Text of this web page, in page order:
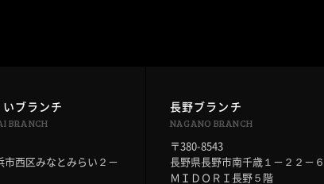
ブランチ
BRANCH
市西区みなとみらい２－
長野ブランチ
NAGANO BRANCH
〒380-8543
長野県長野市南千歳１－２２－６
ＭＩＤＯＲＩ長野５階